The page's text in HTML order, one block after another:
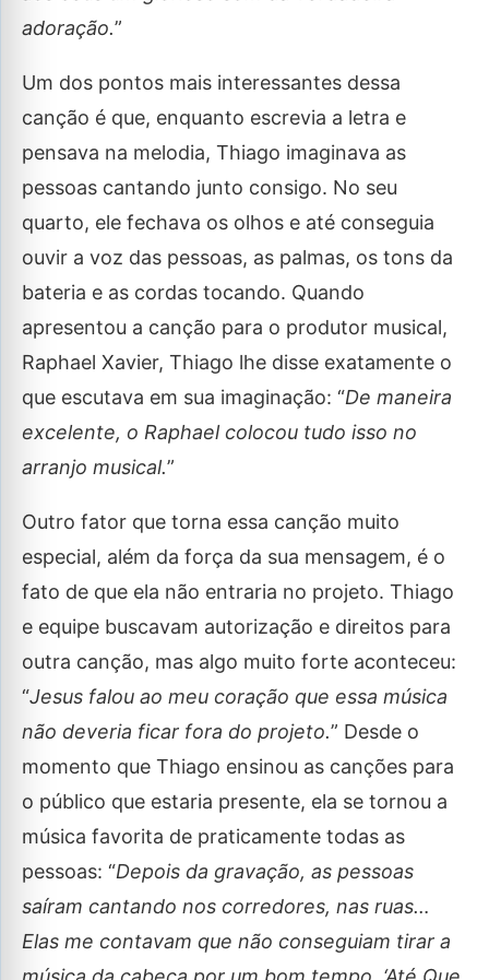
adoração.”
Um dos pontos mais interessantes dessa
canção é que, enquanto escrevia a letra e
pensava na melodia, Thiago imaginava as
pessoas cantando junto consigo. No seu
quarto, ele fechava os olhos e até conseguia
ouvir a voz das pessoas, as palmas, os tons da
bateria e as cordas tocando. Quando
apresentou a canção para o produtor musical,
Raphael Xavier, Thiago lhe disse exatamente o
que escutava em sua imaginação: “De maneira
excelente, o Raphael colocou tudo isso no
arranjo musical.”
Outro fator que torna essa canção muito
especial, além da força da sua mensagem, é o
fato de que ela não entraria no projeto. Thiago
e equipe buscavam autorização e direitos para
outra canção, mas algo muito forte aconteceu:
“Jesus falou ao meu coração que essa música
não deveria ficar fora do projeto.” Desde o
momento que Thiago ensinou as canções para
o público que estaria presente, ela se tornou a
música favorita de praticamente todas as
pessoas: “Depois da gravação, as pessoas
saíram cantando nos corredores, nas ruas…
Elas me contavam que não conseguiam tirar a